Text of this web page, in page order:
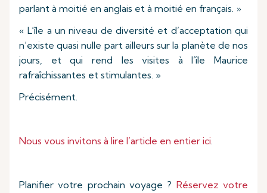
parlant à moitié en anglais et à moitié en français. »
« L’île a un niveau de diversité et d’acceptation qui
n’existe quasi nulle part ailleurs sur la planète de nos
jours, et qui rend les visites à l’île Maurice
rafraîchissantes et stimulantes. »
Précisément.
Nous vous invitons à lire l’article en entier ici.
Planifier votre prochain voyage ? Réservez votre